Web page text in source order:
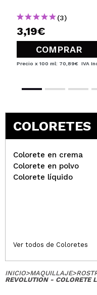
(3)
3,19€
COMPRAR
Precio x 100 ml: 70,89€ IVA
COLORETES
Colorete en crema
Colorete en polvo
Colorete líquido
Ver todos de Coloretes
INICIO>MAQUILLAJE>
REVOLUTION - COLORETE